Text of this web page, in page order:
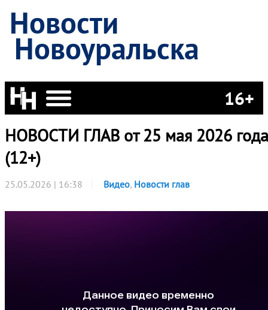
Новости
Новоуральска
16+
НОВОСТИ ГЛАВ от 25 мая 2026 года
(12+)
25.05.2026 | 16:38 Видео, Новости глав